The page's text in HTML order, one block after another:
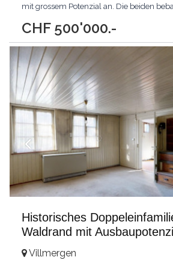
CHF 500'000.-
mit grossem Potenzial an. Die beiden
Besonnung und erschlossener
Haseneggweg 1 (Parzelle 475):Das
einem älteren
Historisches
Waldrand mit
Villmergen